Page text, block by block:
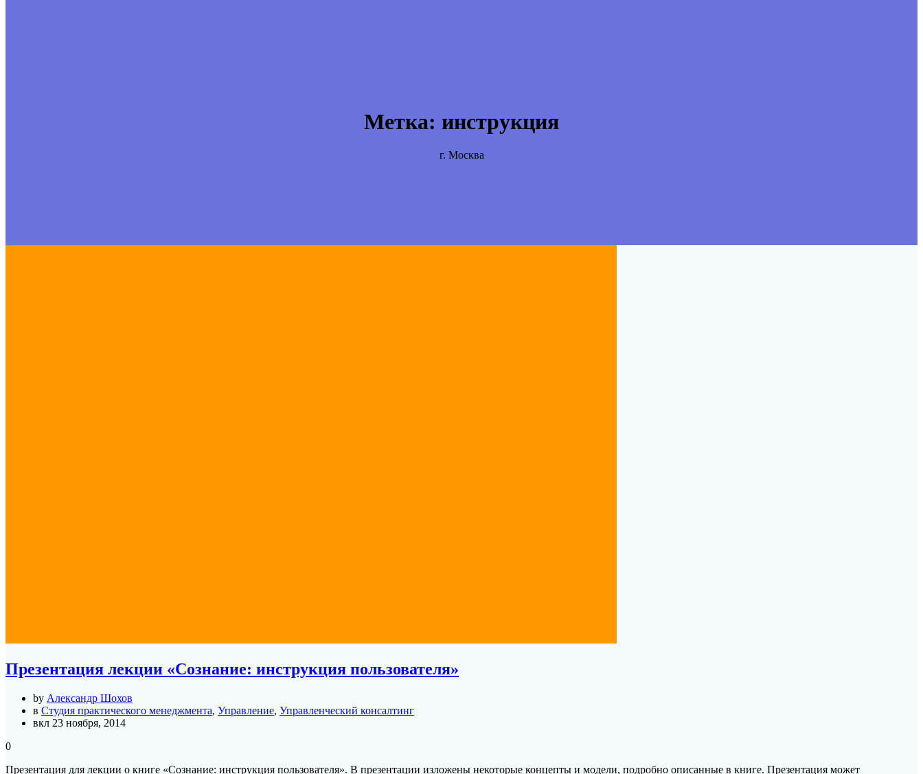
Метка: инструкция
г. Москва
Презентация лекции «Сознание: инструкция пользователя»
by Александр Шохов
в Студия практического менеджмента, Управление, Управленческий консалтинг
вкл 23 ноября, 2014
0
Презентация для лекции о книге «Сознание: инструкция пользователя». В презентации изложены некоторые концепты и модели, подробно описанные в книге. Презентация может